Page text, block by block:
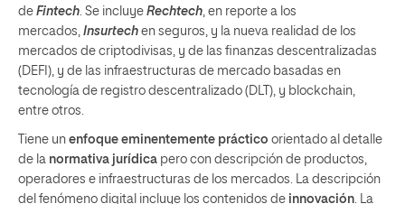
de Fintech. Se incluye Rechtech, en reporte a los
mercados, Insurtech en seguros, y la nueva realidad de los
mercados de criptodivisas, y de las finanzas descentralizadas
(DEFI), y de las infraestructuras de mercado basadas en
tecnología de registro descentralizado (DLT), y blockchain,
entre otros.
Tiene un enfoque eminentemente práctico orientado al detalle
de la normativa jurídica pero con descripción de productos,
operadores e infraestructuras de los mercados. La descripción
del fenómeno digital incluye los contenidos de innovación. La